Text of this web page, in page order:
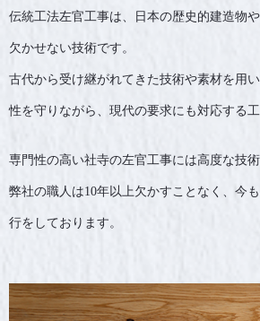
伝統工法左官工事は、日本の歴史的建造物
欠かせない技術です。
古代から受け継がれてきた技術や素材を用
性を守りながら、現代の要求にも対応する
専門性の高い社寺の左官工事には高度な技術
弊社の職人は10年以上欠かすことなく、今
行をしております。